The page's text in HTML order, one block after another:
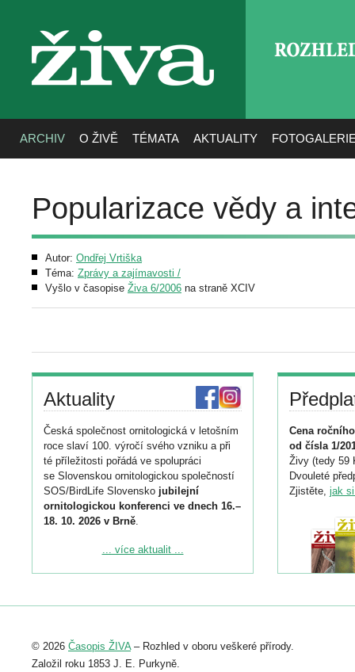
živa
ARCHIV O ŽIVĚ TÉMATA AKTUALITY
Popularizace vědy a
Autor: Ondřej Vrtiška
Téma: Zprávy a zajímavosti /
Vyšlo v časopise Živa 6/2006 na straně XCIV
Aktuality
Česká společnost ornitologická v letošním
roce slaví 100. výročí svého vzniku a při
té příležitosti pořádá ve spolupráci
se Slovenskou ornitologickou společností
SOS/BirdLife Slovensko jubilejní
ornitologickou konferenci ve dnech 16.–
18. 10. 2026 v Brně.
Podrobnější informace ke konferenci
Registrovat se můžete do 6. září.
abstraktu přihlášené přednášky nebo
posteru je už 30. června.
... více aktualit ...
Cena
od čísla 1/
Živy (tedy 59
Dvouleté
Zjistěte, jak
© 2026 Časopis ŽIVA– Rozhled v oboru veškeré přírody.
Založil roku 1853 J. E. Purkyně.